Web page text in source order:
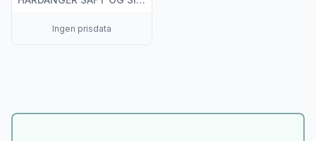
Ingen prisdata